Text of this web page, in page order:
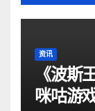
资讯
《波斯
咪咕游